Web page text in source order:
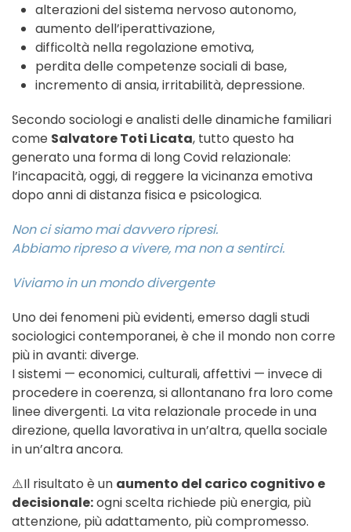
alterazioni del sistema nervoso autonomo,
aumento dell’iperattivazione,
difficoltà nella regolazione emotiva,
perdita delle competenze sociali di base,
incremento di ansia, irritabilità, depressione.
Secondo sociologi e analisti delle dinamiche familiari
come Salvatore Toti Licata, tutto questo ha
generato una forma di long Covid relazionale:
l’incapacità, oggi, di reggere la vicinanza emotiva
dopo anni di distanza fisica e psicologica.
Non ci siamo mai davvero ripresi.
Abbiamo ripreso a vivere, ma non a sentirci.
Viviamo in un mondo divergente
Uno dei fenomeni più evidenti, emerso dagli studi
sociologici contemporanei, è che il mondo non corre
più in avanti: diverge.
I sistemi — economici, culturali, affettivi — invece di
procedere in coerenza, si allontanano fra loro come
linee divergenti. La vita relazionale procede in una
direzione, quella lavorativa in un’altra, quella sociale
in un’altra ancora.
⚠️Il risultato è un aumento del carico cognitivo e
decisionale:ogni scelta richiede più energia, più
attenzione, più adattamento, più compromesso.